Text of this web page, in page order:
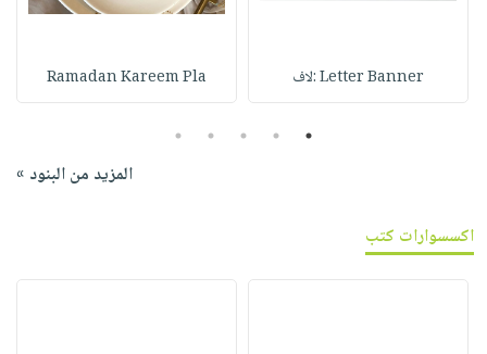
Letter Banner :لاف Ramadan Kareem Pla
1
2
3
4
5
المزيد من البنود »
اكسسوارات كتب